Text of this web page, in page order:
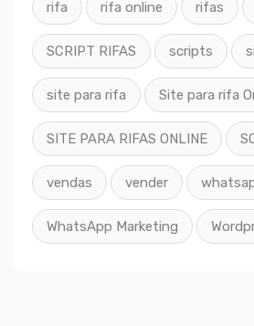
rifa rifa online rifas
SCRIPT RIFAS scripts
site para rifa Site para rifa
SITE PARA RIFAS ONLINE
vendas vender
WhatsApp Marketing